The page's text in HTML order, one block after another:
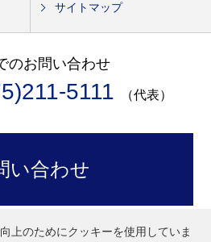
上のためにクッキーを使用していま
サイトマップ
のお問い合わせ
5111 （代表）
い合わせ